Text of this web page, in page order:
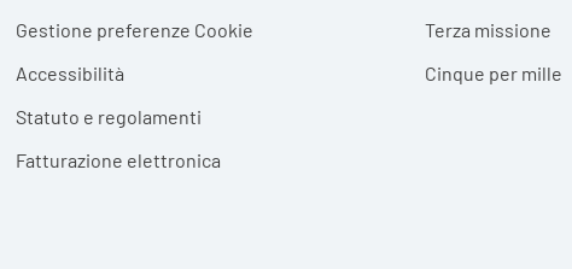
Gestione preferenze Cookie
Accessibilità
Statuto e regolamenti
Fatturazione elettronica
Terza missione
Cinque per mille